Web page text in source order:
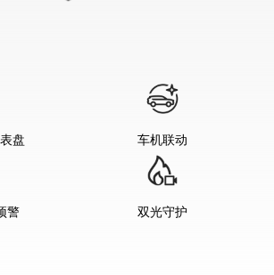
盘 车机联动
警 双光守护